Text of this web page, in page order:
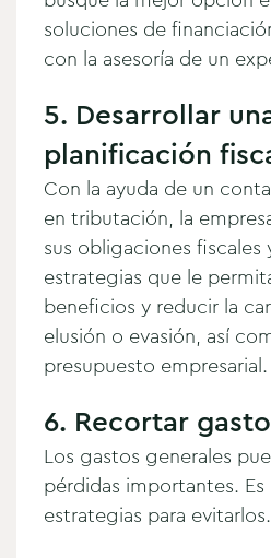
soluciones de
con la asesoría de un
5. Desarrollar
planificación
Con la ayuda de un
en tributación, la
sus obligaciones fiscales
estrategias que le
beneficios y reducir la
elusión o evasión, así
presupuesto empresarial.
6. Recortar
Los gastos generales
pérdidas importantes.
estrategias para evitarlos.